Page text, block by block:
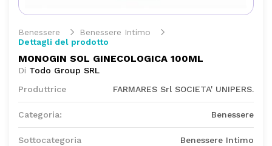
Benessere
Benessere Intimo
Dettagli del prodotto
MONOGIN SOL GINECOLOGICA 100ML
Di Todo Group SRL
Produttrice
FARMARES Srl SOCIETA' UNIPERS.
Categoria: Benessere
Sottocategoria Benessere Intimo